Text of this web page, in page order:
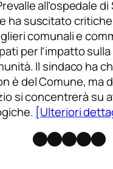
all’ospedale di
ha suscitato
comunali e
per l’impatto
Il sindaco ha
è del Comune, ma
si concentrerà su
[Ulteriori
Facebook
Instagram
X